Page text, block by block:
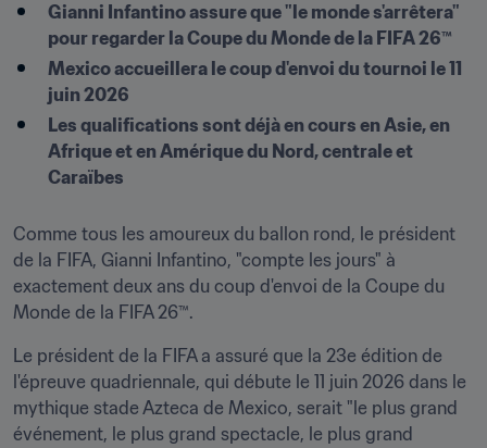
Gianni Infantino assure que "le monde s'arrêtera"
pour regarder la Coupe du Monde de la FIFA 26™
Mexico accueillera le coup d'envoi du tournoi le 11
juin 2026
Les qualifications sont déjà en cours en Asie, en
Afrique et en Amérique du Nord, centrale et
Caraïbes
Comme tous les amoureux du ballon rond, le président
de la FIFA, Gianni Infantino, "compte les jours" à
exactement deux ans du coup d'envoi de la Coupe du
Monde de la FIFA 26™.
Le président de la FIFA a assuré que la 23e édition de
l'épreuve quadriennale, qui débute le 11 juin 2026 dans le
mythique stade Azteca de Mexico, serait "le plus grand
événement, le plus grand spectacle, le plus grand